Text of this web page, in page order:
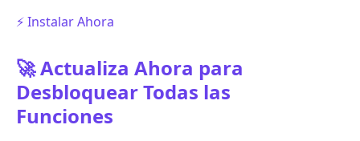
⚡️ Instalar Ahora
🚀 Actualiza Ahora para
Desbloquear Todas las
Funciones